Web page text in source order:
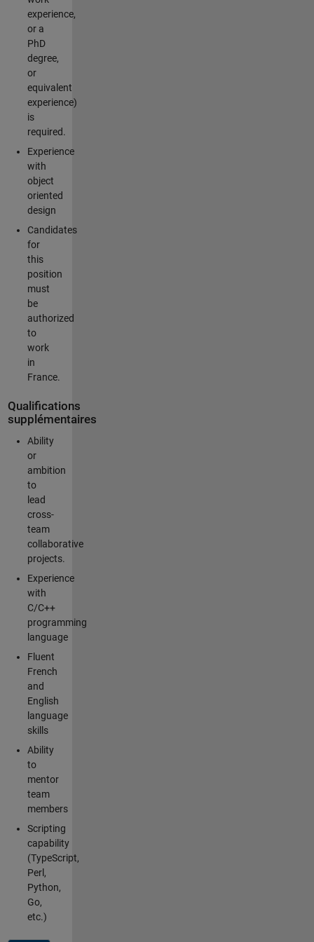
experience,
or a
PhD
degree,
or
equivalent
experience)
is
required.
Experience
with
object
oriented
design
Candidates
for
this
position
must
be
authorized
to
work
in
France.
Qualifications
supplémentaires
Ability
or
ambition
to
lead
cross-
team
collaborative
projects.
Experience
with
C/C++
programming
language
Fluent
French
and
English
language
skills
Ability
to
mentor
team
members
Scripting
capability
(TypeScript,
Perl,
Python,
Go,
etc.)